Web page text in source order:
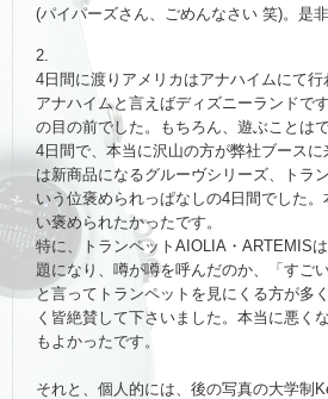
(パイパーズさん、ごめんなさい 笑)。是
2.
4日間に渡りアメリカはアナハイムにて行
アナハイムと言えばディズニーランドで
の目の前でした。もちろん、遊ぶことは
4日間で、本当に沢山の方が弊社ブース
は新商品になるグルーヴシリーズ、トラ
いう位褒められっぱなしの4日間でした
い褒められたかったです。
特に、トランペットAIOLIA・ARTEMIS
題になり、噂が噂を呼んだのか、「すご
と言ってトランペットを見にくる方が多
く皆絶賛して下さいました。本当に悪く
もよかったです。
それと、個人的には、後の写真の大学制